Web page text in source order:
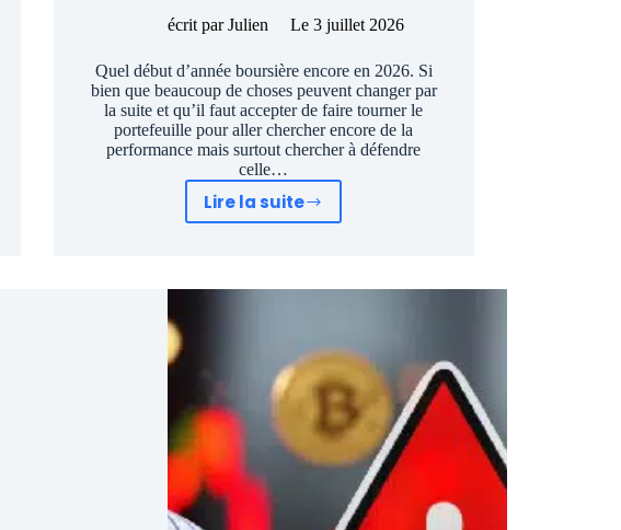
écrit par Julien Le 3 juillet 2026
Quel début d’année boursière encore en 2026. Si
bien que beaucoup de choses peuvent changer par
la suite et qu’il faut accepter de faire tourner le
portefeuille pour aller chercher encore de la
performance mais surtout chercher à défendre
celle…
Lire la suite
Je
mon
ces
2
actions
PEA
fort
potentiel